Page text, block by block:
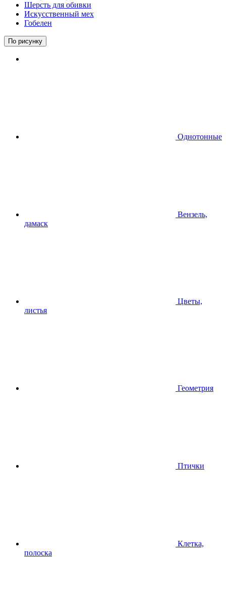
Шерсть для обивки
Искусственный мех
Гобелен
По рисунку
Однотонные
Вензель,
дамаск
Цветы,
листья
Геометрия
Птички
Клетка,
полоска